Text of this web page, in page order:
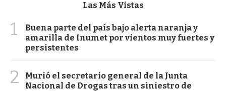
Las Más Vistas
1
Buena parte del país bajo alerta naranja y
amarilla de Inumet por vientos muy fuertes y
persistentes
2
Murió el secretario general de la Junta
Nacional de Drogas tras un siniestro de